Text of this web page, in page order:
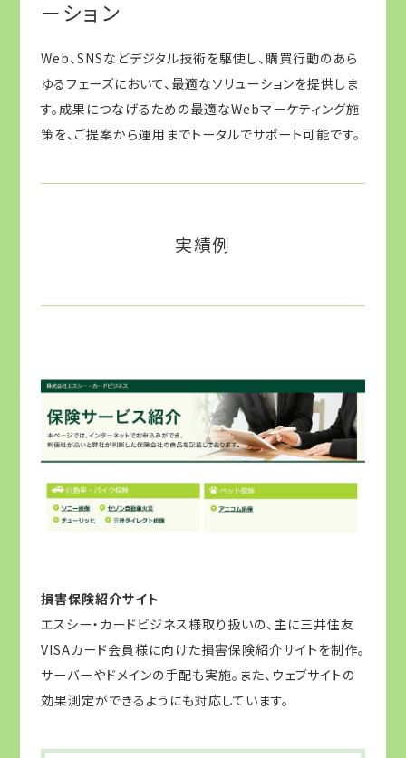
ーション
Web、SNSなどデジタル技術を駆使し、購買行動のあら
ゆるフェーズにおいて、最適なソリューションを提供しま
す。成果につなげるための最適なWebマーケティング施
策を、ご提案から運用までトータルでサポート可能です。
実績例
損害保険紹介サイト
エスシー・カードビジネス様取り扱いの、主に三井住友
VISAカード会員様に向けた損害保険紹介サイトを制作。
サーバーやドメインの手配も実施。また、ウェブサイトの
効果測定ができるようにも対応しています。